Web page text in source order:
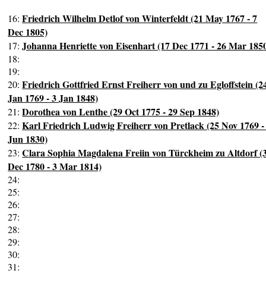
16:Friedrich Wilhelm Detlof von Winterfeldt (21 May 1767 - 7
Dec 1805)
17:Johanna Henriette von Eisenhart (17 Dec 1771 - 26 Mar
18:
19:
20:Friedrich Gottfried Ernst Freiherr von und zu Egloffstein
Jan 1769 - 3 Jan 1848)
21:Dorothea von Lenthe (29 Oct 1775 - 29 Sep 1848)
22:Karl Friedrich Ludwig Freiherr von Pretlack (25 Nov 1769
Jun 1830)
23:Clara Sophia Magdalena Freiin von Türckheim zu Altdorf
Dec 1780 - 3 Mar 1814)
24:
25:
26:
27:
28:
29:
30:
31: